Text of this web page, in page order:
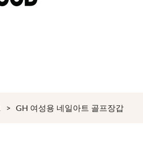
GH 여성용 네일아트 골프장갑